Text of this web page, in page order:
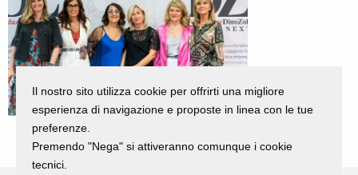
Il nostro sito utilizza cookie per offrirti una migliore
esperienza di navigazione e proposte in linea con le tue
preferenze.
Premendo "Nega" si attiveranno comunque i cookie
tecnici.